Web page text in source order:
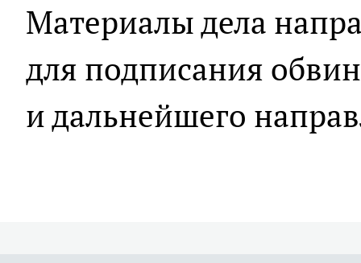
Материалы дела
для подписания
и дальнейшего